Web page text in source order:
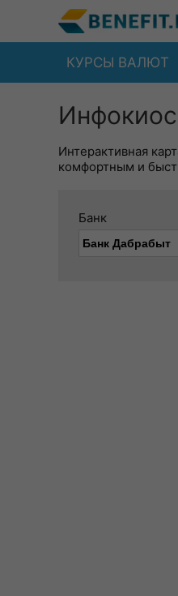
КУРСЫ ВАЛЮТ
Интерактивная
комфортным и
Банк